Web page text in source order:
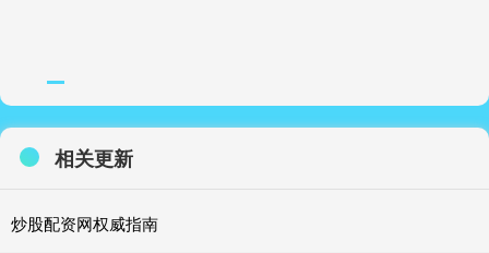
相关更新
炒股配资网权威指南